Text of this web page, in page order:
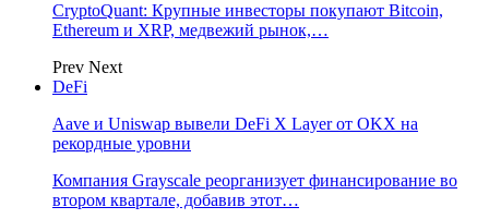
CryptoQuant: Крупные инвесторы покупают Bitcoin,
Ethereum и XRP, медвежий рынок,…
Prev Next
DeFi
Aave и Uniswap вывели DeFi X Layer от OKX на
рекордные уровни
Компания Grayscale реорганизует финансирование во
втором квартале, добавив этот…